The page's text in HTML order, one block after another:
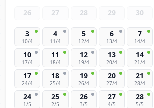
26 27 28 29 30
3
10/4
4
11/4
5
12/4
6
13/4
7
14/4
10
17/4
11
18/4
12
19/4
13
20/4
14
21/4
17
24/4
18
25/4
19
26/4
20
27/4
21
28/4
24
1/5
25
2/5
26
3/5
27
4/5
28
5/5